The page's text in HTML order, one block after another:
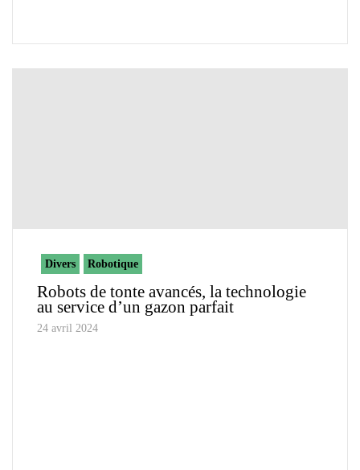
Divers Robotique
Robots de tonte avancés, la technologie
au service d’un gazon parfait
24 avril 2024